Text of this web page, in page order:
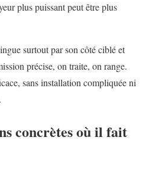
plus puissant peut être plus
surtout par son côté ciblé et
précise, on traite, on range.
sans installation compliquée ni
concrètes où il fait